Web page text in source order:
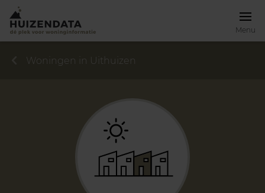
Menu
Woningen in Uithuizen